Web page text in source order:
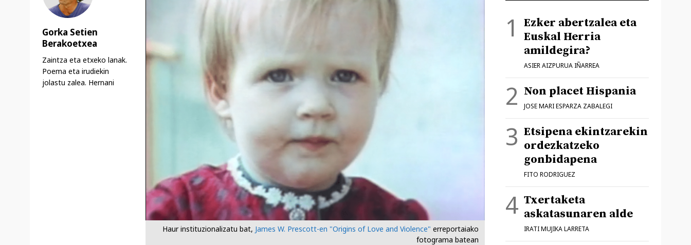
Haur instituzionalizatu bat, James W. Prescott-en "Origins of Love and Violence" erreportaiako
fotograma batean
Gorka Setien
Berakoetxea
Zaintza eta etxeko lanak.
Poema eta irudiekin
jolastu zalea. Hernani
Ezker abertzalea eta
Euskal Herria
amildegira?
ASIER AIZPURUA IÑARREA
Non placet Hispania
JOSE MARI ESPARZA ZABALEGI
Etsipena ekintzarekin
ordezkatzeko
gonbidapena
FITO RODRIGUEZ
Txertaketa
askatasunaren alde
IRATI MUJIKA LARRETA